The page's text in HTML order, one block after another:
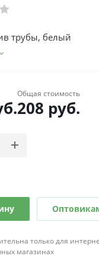
трубы, белый
Общая стоимость
208 руб.
только для
магазинах